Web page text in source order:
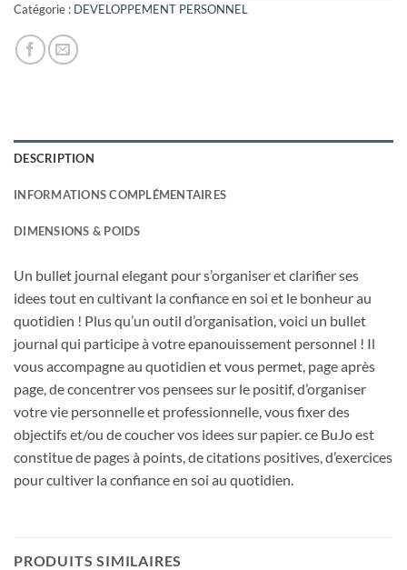
Catégorie : DEVELOPPEMENT PERSONNEL
DESCRIPTION
INFORMATIONS COMPLÉMENTAIRES
DIMENSIONS & POIDS
Un bullet journal elegant pour s’organiser et clarifier ses
idees tout en cultivant la confiance en soi et le bonheur au
quotidien ! Plus qu’un outil d’organisation, voici un bullet
journal qui participe à votre epanouissement personnel ! Il
vous accompagne au quotidien et vous permet, page après
page, de concentrer vos pensees sur le positif, d’organiser
votre vie personnelle et professionnelle, vous fixer des
objectifs et/ou de coucher vos idees sur papier. ce BuJo est
constitue de pages à points, de citations positives, d’exercices
pour cultiver la confiance en soi au quotidien.
PRODUITS SIMILAIRES